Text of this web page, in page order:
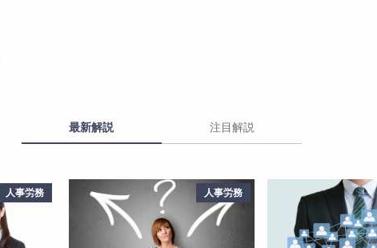
最新解説 注目解説
人事労務 人事労務